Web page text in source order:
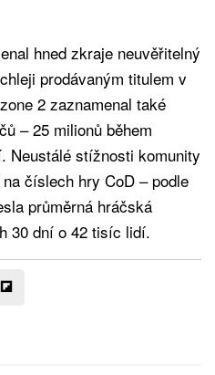
hned zkraje neuvěřitelný
prodávaným titulem v
2 zaznamenal také
– 25 milionů během
Neustálé stížnosti komunity
číslech hry CoD – podle
průměrná hráčská
30 dní o 42 tisíc lidí.